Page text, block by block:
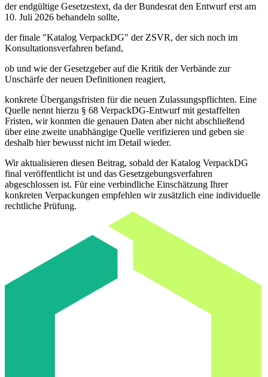
der endgültige Gesetzestext, da der Bundesrat den Entwurf erst am
10. Juli 2026 behandeln sollte,
der finale "Katalog VerpackDG" der ZSVR, der sich noch im
Konsultationsverfahren befand,
ob und wie der Gesetzgeber auf die Kritik der Verbände zur
Unschärfe der neuen Definitionen reagiert,
konkrete Übergangsfristen für die neuen Zulassungspflichten. Eine
Quelle nennt hierzu § 68 VerpackDG-Entwurf mit gestaffelten
Fristen, wir konnten die genauen Daten aber nicht abschließend
über eine zweite unabhängige Quelle verifizieren und geben sie
deshalb hier bewusst nicht im Detail wieder.
Wir aktualisieren diesen Beitrag, sobald der Katalog VerpackDG
final veröffentlicht ist und das Gesetzgebungsverfahren
abgeschlossen ist. Für eine verbindliche Einschätzung Ihrer
konkreten Verpackungen empfehlen wir zusätzlich eine individuelle
rechtliche Prüfung.